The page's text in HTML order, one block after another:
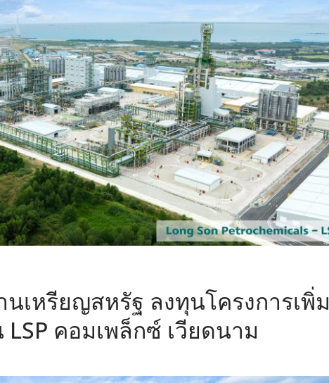
นเหรียญสหรัฐ ลงทุนโครงการเพิ่ม
คอมเพล็กซ์ เวียดนาม